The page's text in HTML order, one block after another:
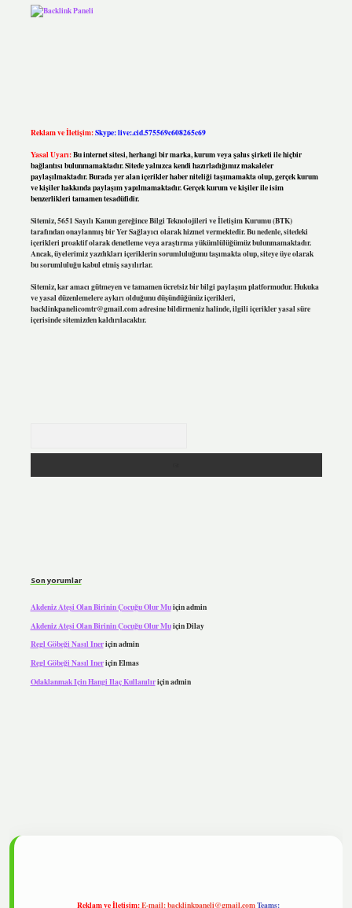
Reklam ve İletişim:Skype: live:.cid.575569c608265c69
Yasal Uyarı:Bu internet sitesi, herhangi bir marka, kurum veya şahıs şirketi ile hiçbir
bağlantısı bulunmamaktadır. Sitede yalnızca kendi hazırladığımız makaleler
paylaşılmaktadır. Burada yer alan içerikler haber niteliği taşımamakta olup, gerçek kurum
ve kişiler hakkında paylaşım yapılmamaktadır. Gerçek kurum ve kişiler ile isim
benzerlikleri tamamen tesadüfidir.
Sitemiz, 5651 Sayılı Kanun gereğince Bilgi Teknolojileri ve İletişim Kurumu (BTK)
tarafından onaylanmış bir Yer Sağlayıcı olarak hizmet vermektedir. Bu nedenle, sitedeki
içerikleri proaktif olarak denetleme veya araştırma yükümlülüğümüz bulunmamaktadır.
Ancak, üyelerimiz yazdıkları içeriklerin sorumluluğunu taşımakta olup, siteye üye olarak
bu sorumluluğu kabul etmiş sayılırlar.
Sitemiz, kar amacı gütmeyen ve tamamen ücretsiz bir bilgi paylaşım platformudur. Hukuka
ve yasal düzenlemelere aykırı olduğunu düşündüğünüz içerikleri,
backlinkpanelicomtr@gmail.comadresine bildirmeniz halinde, ilgili içerikler yasal süre
içerisinde sitemizden kaldırılacaktır.
Son yorumlar
Akdeniz Ateşi Olan Birinin Çocuğu Olur Muiçinadmin
Akdeniz Ateşi Olan Birinin Çocuğu Olur MuiçinDilay
Regl Göbeği Nasıl Ineriçinadmin
Regl Göbeği Nasıl IneriçinElmas
Odaklanmak Için Hangi Ilaç Kullanılıriçinadmin
Reklam ve İletişim:E-mail:backlinkpaneli@gmail.comTeams: